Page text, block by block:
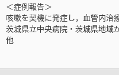
＜症例報告＞
咳嗽を契機に発症し，血管内治
茨城県立中央病院・茨城県地域
他